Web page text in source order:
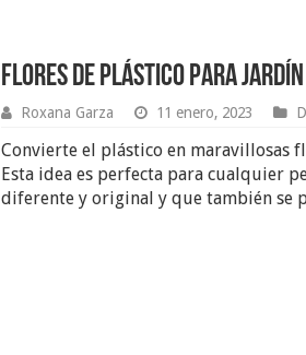
Flores de Plástico para
Roxana Garza 11 enero, 2023
Convierte el plástico en maravillosas
Esta idea es perfecta para cualquier
diferente y original y que también se